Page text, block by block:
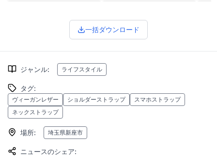
一括ダウンロード
ジャンル: ライフスタイル
タグ:
ヴィーガンレザー ショルダーストラップ
スマホストラップ
ネックストラップ
場所: 埼玉県新座市
ニュースのシェア: